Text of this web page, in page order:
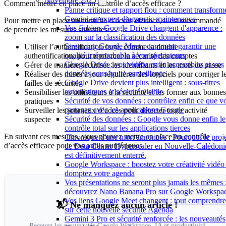
Panne critique et rapport flou : comment
Gemini en expert diagnostic maintenance
Vos fichiers Google Drive changent d'apparence :
zoom sur la classification des données
Streaming Google Meet : comment garantir une
qualité irréprochable à vos spectateurs
Google Drive : vos vidéos enfin accessibles et vos
données sous haute surveillance
Google Drive devient plus intelligent : sous-titres
automatiques et sécurité visible
Sécurité de vos données : contrôlez enfin ce que
partagez avec les applications Google
Sécurité des données : Google vous donne enfin le
contrôle total sur les applications tierces
Chronique d'une mort annoncée : Pourquoi le
de Data Center Hyperscaler en Nouvelle-
est définitivement enterré.
Google Workspace : boostez votre créativité vidéo
domptez votre agenda
Vos présentations ne seront plus jamais les mêmes
découvrez Nano Banana Pro sur Google
Vos liens Google Meet changent : tout comprendre
sur cette nouvelle sécurité Agenda
Gemini 3 Pro et sécurité renforcée : les nouveautés
Comment mettre en place un contrôle d’accès efficace ?
Pour mettre en place un contrôle d’accès efficace, il est recommandé
de prendre les mesures suivantes :
Utiliser l’authentification forte, comme la double
authentification, pour renforcer la sécurité des comptes
Gérer de manière sécurisée les identifiants et les mots de passe
Réaliser des mises à jour régulières des logiciels pour corriger
failles de sécurité
Sensibiliser les utilisateurs à la sécurité et les former aux bonnes
pratiques
Surveiller les journaux d’accès pour détecter toute activité
suspecte
En suivant ces mesures, vous pouvez mettre en place un contrôle
d’accès efficace pour vos outils numériques.
📬 Ne manquez aucun article !